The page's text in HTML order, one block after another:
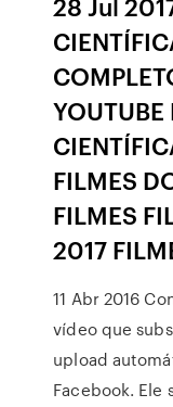
YOUTUBE
FILMES
FILMES
2017
11 Abr 2016
vídeo que
upload
Facebook. Ele